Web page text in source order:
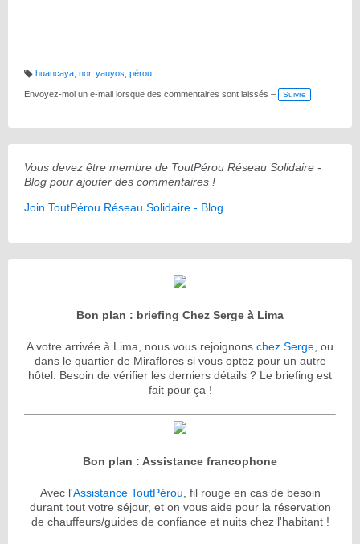
ali
s
huancaya, nor, yauyos pérou
Envoyez-moi un e-mail lorsque des commentaires sont laissés – Suivre
Vous devez être membre de ToutPérou Réseau Solidaire -
Blog pour ajouter des commentaires !
Join ToutPérou Réseau Solidaire - Blog
Bon plan : briefing Chez Serge à Lima
A votre arrivée à Lima, nous vous rejoignons chez Serge , ou
dans le quartier de Miraflores si vous optez pour un autre
hôtel. Besoin de vérifier les derniers détails ? Le briefing est
fait pour ça !
Bon plan : Assistance francophone
Avec l'Assistance ToutPérou , fil rouge en cas de besoin
durant tout votre séjour, et on vous aide pour la réservation
de chauffeurs/guides de confiance et nuits chez l'habitant !